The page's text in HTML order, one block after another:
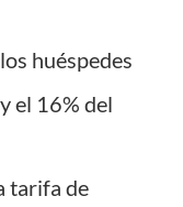
huéspedes
el 16% del
tarifa de